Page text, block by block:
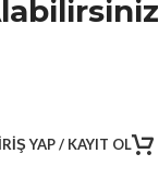
YAP / KAYIT OL